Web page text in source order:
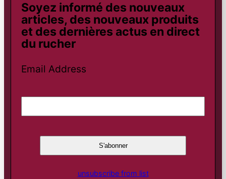
Soyez informé des nouveaux
articles, des nouveaux produits
et des dernières actus en direct
du rucher
Email Address
unsubscribe from list